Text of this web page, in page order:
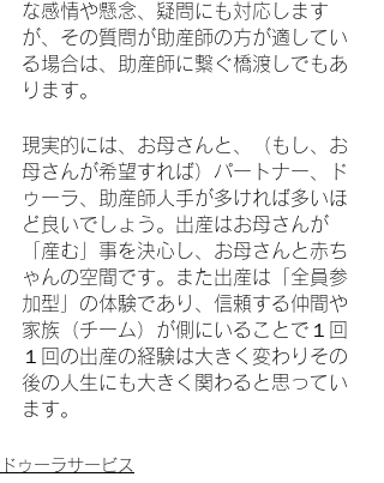
な感情や懸念、疑問にも対応します
が、その質問が助産師の方が適してい
る場合は、助産師に繋ぐ橋渡しでもあ
ります。
現実的には、お母さんと、（もし、お
母さんが希望すれば）パートナー、ド
ゥーラ、助産師人手が多ければ多いほ
ど良いでしょう。出産はお母さんが
「産む」事を決心し、お母さんと赤ち
ゃんの空間です。また出産は「全員参
加型」の体験であり、信頼する仲間や
家族（チーム）が側にいることで１回
１回の出産の経験は大きく変わりその
後の人生にも大きく関わると思ってい
ます。
ドゥーラサービス